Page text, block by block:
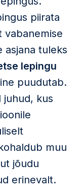
piirata
vabanemise
asjana tuleks
lepingu
puudutab.
juhud, kus
muu
jõudu
erinevalt.